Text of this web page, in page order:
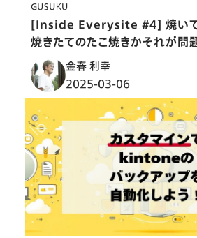
GUSUKU
[Inside Everysite #4] 焼いて
焼きたてのたこ焼きかそれが問題
金春 利幸
2025-03-06